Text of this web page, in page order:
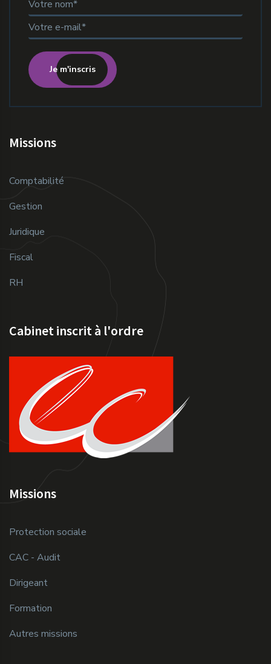
Je m'inscris
Missions
Comptabilité
Gestion
Juridique
Fiscal
RH
Missions
Protection sociale
CAC - Audit
Dirigeant
Formation
Autres missions
Cabinet inscrit à l'ordre